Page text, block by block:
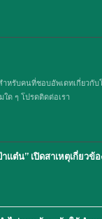
หรับคนที่ชอบอัพเดทเกี่ยวกับ
ด ๆ โปรดติดต่อเรา
แต๋น” เปิดสาเหตุเกี่ยว